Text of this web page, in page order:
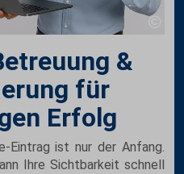
&
für
Erfolg
Eintrag ist nur der Anfang.
Ihre Sichtbarkeit schnell